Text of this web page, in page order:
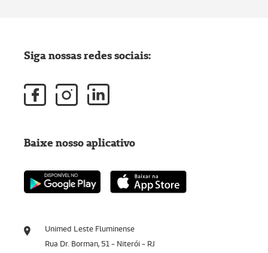
Unimed Leste Fluminense
Rua Dr. Borman, 51 - Niterói - RJ
Siga nossas redes sociais:
Baixe nosso aplicativo